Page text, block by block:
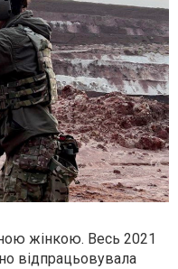
жінкою. Весь 2021
відпрацьовувала